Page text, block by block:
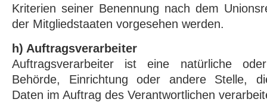
Kriterien seiner Benennung nach dem
der Mitgliedstaaten vorgesehen werden.
h) Auftragsverarbeiter
Auftragsverarbeiter ist eine natürliche
Behörde, Einrichtung oder andere Stelle,
Daten im Auftrag des Verantwortlichen